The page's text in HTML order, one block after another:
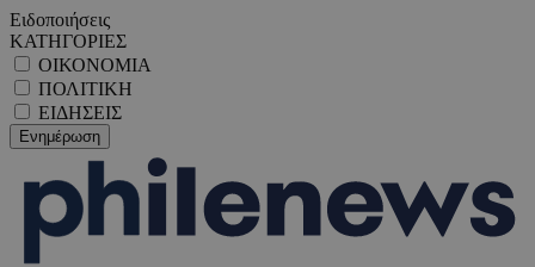
Ειδοποιήσεις
ΚΑΤΗΓΟΡΙΕΣ
ΟΙΚΟΝΟΜΙΑ
ΠΟΛΙΤΙΚΗ
ΕΙΔΗΣΕΙΣ